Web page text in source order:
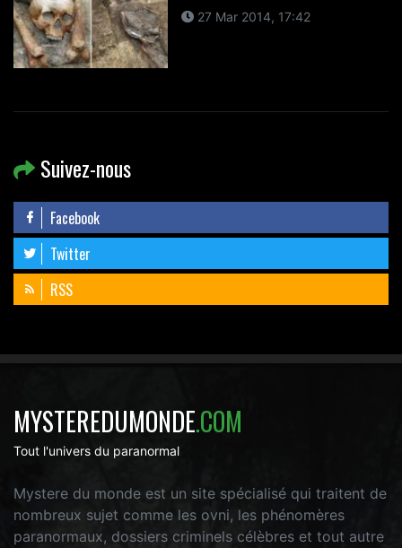
27 Mar 2014, 17:42
Suivez-nous
Facebook
Twitter
RSS
MYSTEREDUMONDE.COM
Tout l'univers du paranormal
Mystere du monde est un site spécialisé qui traitent de
nombreux sujet comme les ovni, les phénomères
paranormaux, dossiers criminels célèbres et tout autre